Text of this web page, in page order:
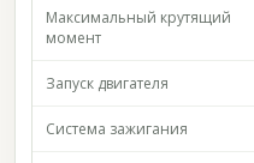
Максимальный крутящий
момент
Запуск двигателя
Система зажигания